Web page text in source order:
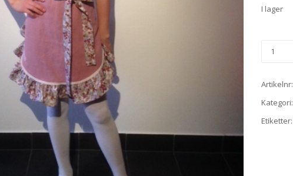
I lager
Artikelnr:
Kategori:
Etiketter: